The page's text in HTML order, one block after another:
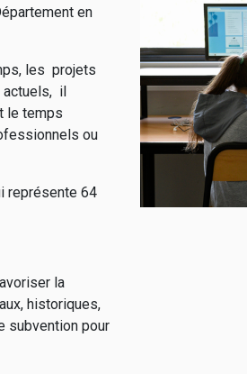
en
les projets
actuels, il
le temps
ou
représente 64
la
historiques,
subvention pour